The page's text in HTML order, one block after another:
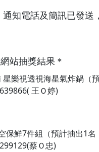
知電話及簡訊已發送
站抽獎結果＊
樂視透視海星氣炸鍋（
王Ｏ婷)
保鮮7件組（預計抽出1名
蔡Ｏ忠)